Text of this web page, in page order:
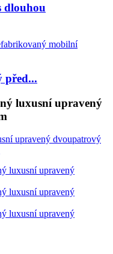
dlouhou
před...
luxusní upravený